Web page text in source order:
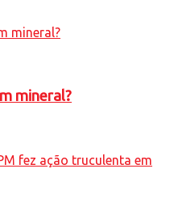
mineral?